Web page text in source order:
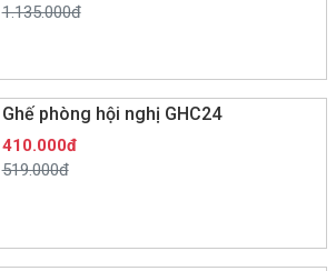
1.135.000đ
Ghế phòng hội nghị GHC24
410.000đ
519.000đ